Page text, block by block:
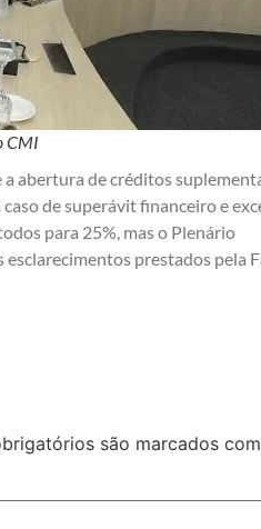
CMI
abertura de créditos
de superávit financeiro e
para 25%, mas o Plenário
prestados pela
são marcados com